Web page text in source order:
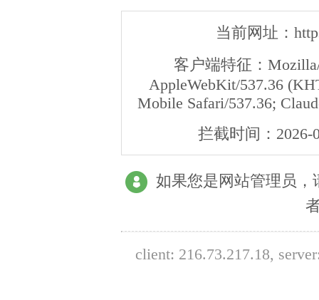
当前网址：
客户端特征：
AppleWebKit/537.36
Mobile Safari/537.36;
拦截时间： 2026-
如果您是网站管理员
client: 216.73.217.18,